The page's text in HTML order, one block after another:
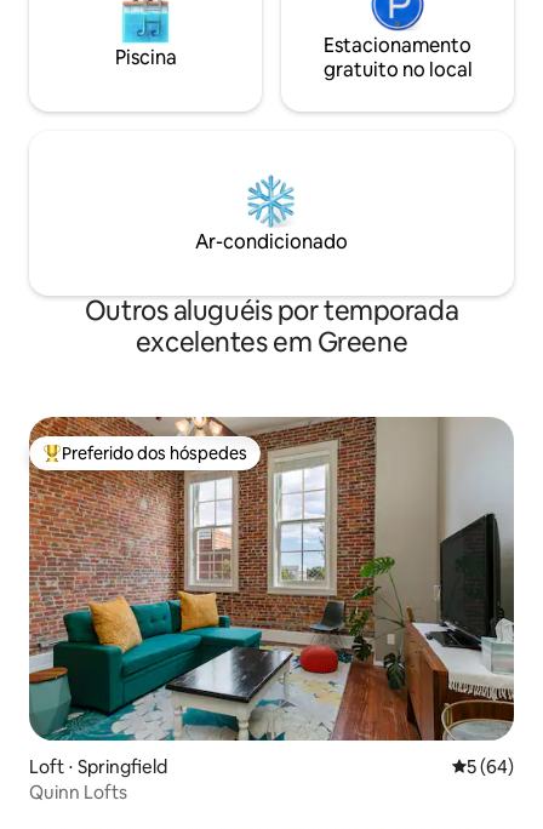
Piscina
Estacionamento
gratuito no local
Ar-condicionado
Outros aluguéis por temporada
excelentes em Greene
Entre os melhores preferidos dos hóspedes
Preferido dos hóspedes
Loft ⋅ Springfield 5 de uma
5 (64)
Quinn Lofts